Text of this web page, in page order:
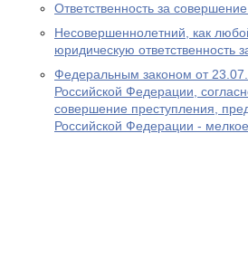
Ответственность за
Несовершеннолетний, как
юридическую ответственность
Федеральным законом от
Российской Федерации,
совершение преступления,
Российской Федерации - мелкое